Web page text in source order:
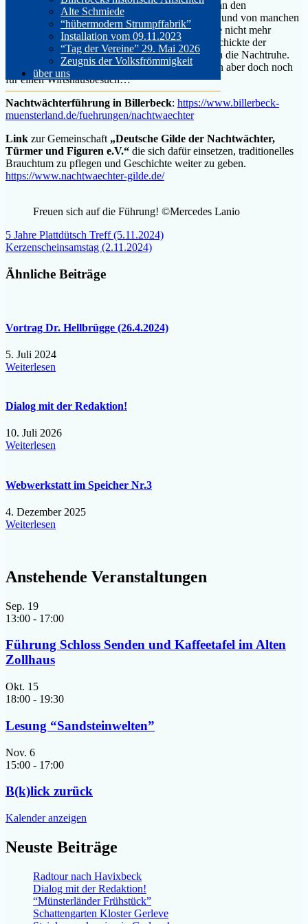
Alte Schmiede
“hübermodern Strumpffabrik”
Installation vom 09.11.2023
“Tag der Vereine” 29. Mai 2026
Zeugnis der Volksfrömmigkeit
über uns
Auf unterhaltsame Weise berichtete Herr Köhler an den
verschiedenen Haltepunkten aus der Stadthistorie und von manchen
Gesetzten, Sitten und Bräuchen, die wir uns heute nicht mehr
vorstellen möchten. Mit einem Vers zum Abend schickte der
Nachtwächter die Mitglieder des Heimatvereins in die Nachtruhe.
Einige nutzten die Zeit bis zur „Sperrstunde“ dann aber doch noch
für einen Wirtshausbesuch…
Nachtwächterführung in Billerbeck: https://www.billerbeck-
muensterland.de/fuehrungen/nachtwaechter
Link zur Gemeinschaft „Deutsche Gilde der Nachtwächter,
Türmer und Figuren e.V.“ die sich dafür einsetzen, traditionelles
Brauchtum zu pflegen und Geschichte weiter zu geben.
https://www.nachtwaechter-gilde.de/
Freuen sich auf die Führung! ©Mercedes Lanio
Beitragsnavigation
5 Jahre Plattdütsch Treff (5.11.2024)
Kerzenscheinsamstag (2.11.2024)
Ähnliche Beiträge
Vortrag Dr. Hellbrügge (26.4.2024)
5. Juli 2024
Weiterlesen
Dialog mit der Redaktion!
10. Juli 2026
Weiterlesen
Webwerkstatt im Speicher Nr.3
4. Dezember 2025
Weiterlesen
Anstehende Veranstaltungen
Sep. 19
13:00 - 17:00
Führung Schloss Senden und Kaffeetafel im Alten
Zollhaus
Okt. 15
18:00 - 19:30
Lesung “Sandsteinwelten”
Nov. 6
15:00 - 17:00
B(k)lick zurück
Kalender anzeigen
Neuste Beiträge
Radtour nach Havixbeck
Dialog mit der Redaktion!
“Münsterländer Frühstück”
Schattengarten Kloster Gerleve